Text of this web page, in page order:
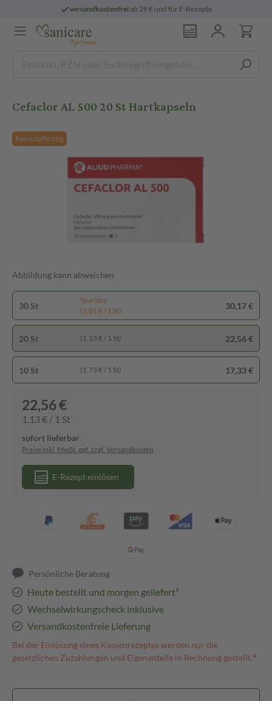
versandkostenfreiab 29 € und für E-Rezepte
Cefaclor AL 500 20 St Hartkapseln
Rezeptpflichtig
Abbildung kann abweichen
30 St
Spartipp
(1,01 € / 1 St)
30,17 €
20 St (1,13 € / 1 St) 22,56 €
10 St (1,73 € / 1 St) 17,33 €
22,56 €
1,13 € / 1 St
sofort lieferbar
Preise inkl. MwSt. ggf. zzgl. Versandkosten
E-Rezept einlösen
Persönliche Beratung
Heute bestellt und morgen geliefert³
Wechselwirkungscheck inklusive
Versandkostenfreie Lieferung
Bei der Einlösung eines Kassenrezeptes werden nur die
gesetzlichen Zuzahlungen und Eigenanteile in Rechnung gestellt.⁴